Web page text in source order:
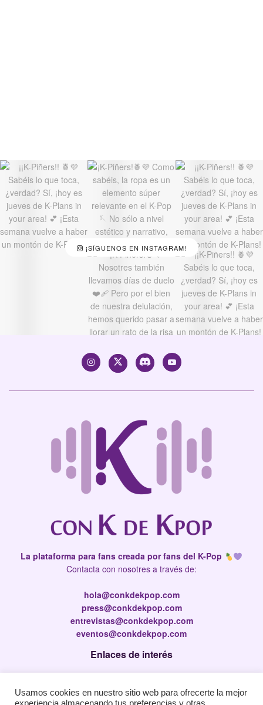
¡SÍGUENOS EN INSTAGRAM!
La plataforma para fans creada por fans del K-Pop
Contacta con nosotres a través de:
hola@conkdekpop.com
press@conkdekpop.com
entrevistas@conkdekpop.com
eventos@conkdekpop.com
Enlaces de interés
Política de privacidad
Usamos cookies en nuestro sitio web para ofrecerte la mejor